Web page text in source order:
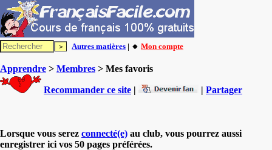
Autres matières | 🔸 Mon compte
Apprendre > Membres > Mes favoris
Recommander ce site | | Partager
Lorsque vous serez connecté(e) au club, vous pourrez aussi
enregistrer ici vos 50 pages préférées.